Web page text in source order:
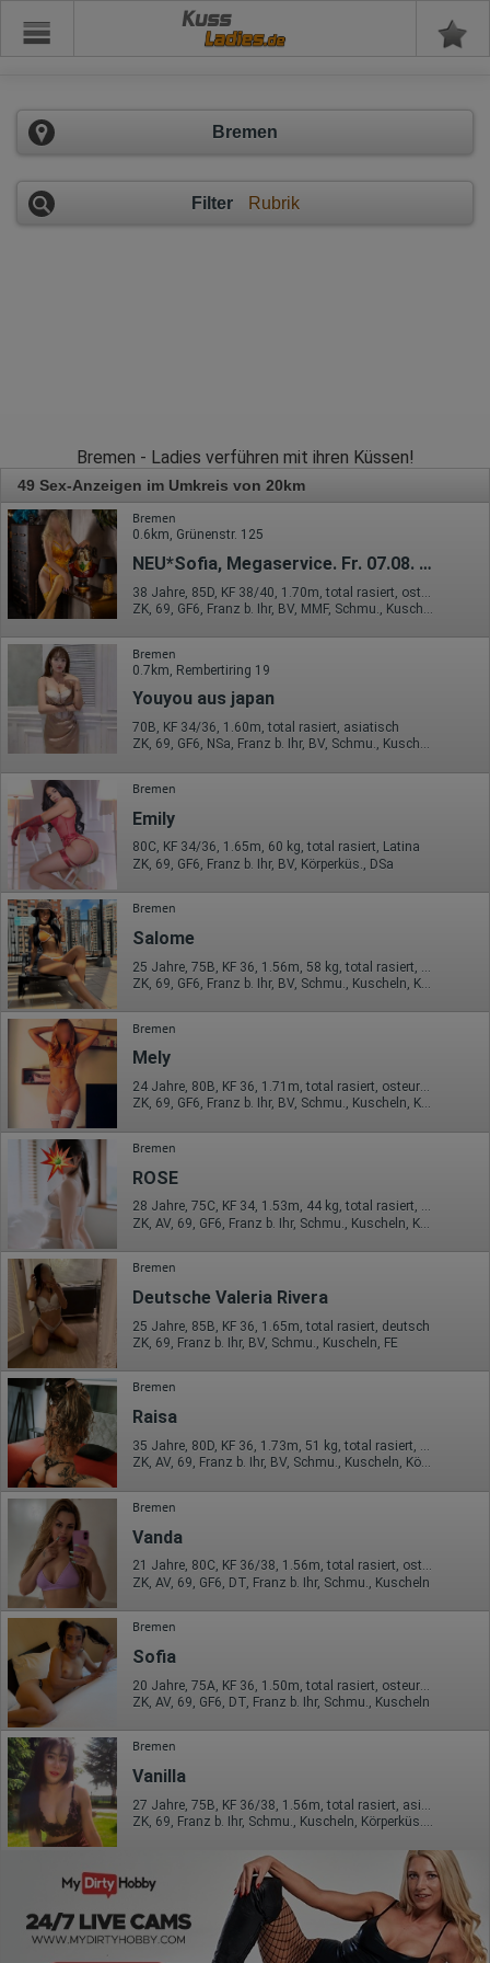
Kuss
Bremen
Filter Rubrik
Bremen - Ladies verführen mit ihren Küssen!
49 Sex-Anzeigen im Umkreis von 20km
Bremen
0.6km, Grünenstr. 125
NEU*Sofia, Megaservice. Fr. 07.08. letzter Tag
38 Jahre, 85D, KF 38/40, 1.70m, total rasiert, osteuropäisch
ZK, 69, GF6, Franz b. Ihr, BV, MMF, Schmu., Kuscheln
Bremen
0.7km, Rembertiring 19
Youyou aus japan
70B, KF 34/36, 1.60m, total rasiert, asiatisch
ZK, 69, GF6, NSa, Franz b. Ihr, BV, Schmu., Kuscheln
Bremen
Emily
80C, KF 34/36, 1.65m, 60 kg, total rasiert, Latina
ZK, 69, GF6, Franz b. Ihr, BV, Körperküs., DSa
Bremen
Salome
ZK, 69, GF6, Franz b. Ihr, BV, Schmu., Kuscheln, Körperküs.
Bremen
Mely
24 Jahre, 80B, KF 36, 1.71m, total rasiert, osteuropäisch
ZK, 69, GF6, Franz b. Ihr, BV, Schmu., Kuscheln, Körperküs.
Bremen
ROSE
28 Jahre, 75C, KF 34, 1.53m, 44 kg, total rasiert, asiatisch
Bremen
Deutsche Valeria Rivera
25 Jahre, 85B, KF 36, 1.65m, total rasiert, deutsch
ZK, 69, Franz b. Ihr, BV, Schmu., Kuscheln, FE
Bremen
Raisa
35 Jahre, 80D, KF 36, 1.73m, 51 kg, total rasiert, osteuropäisch
ZK, AV, 69, Franz b. Ihr, BV, Schmu., Kuscheln, Körperküs.
Bremen
Vanda
21 Jahre, 80C, KF 36/38, 1.56m, total rasiert, osteuropäisch
ZK, AV, 69, GF6, DT, Franz b. Ihr, Schmu., Kuscheln
Bremen
Sofia
ZK, AV, 69, GF6, DT, Franz b. Ihr, Schmu., Kuscheln
Bremen
Vanilla
27 Jahre, 75B, KF 36/38, 1.56m, total rasiert, asiatisch
ZK, 69, Franz b. Ihr, Schmu., Kuscheln, Körperküs., AV b. Ihm, ZAp